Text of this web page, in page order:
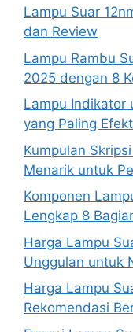
Lampu Suar
dan Review
Lampu Rambu
2025 dengan 8
Lampu Indikator
yang Paling
Kumpulan
Menarik untuk
Komponen
Lengkap 8
Harga Lampu
Unggulan untuk
Harga Lampu
Rekomendasi